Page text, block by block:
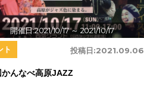
開催日:2021/10/17～ 2021/10/17
投稿日:2021.09.06
ト
かんなべ高原JAZZ